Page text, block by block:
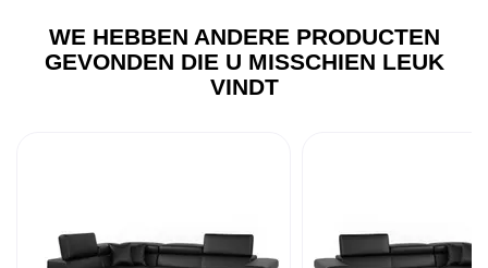
WE HEBBEN ANDERE PRODUCTEN
GEVONDEN DIE U MISSCHIEN LEUK
VINDT